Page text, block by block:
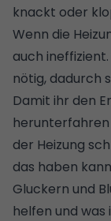
knackt oder
Wenn die
auch
nötig, dadurch
Damit ihr den
herunterfahren
der Heizung
das haben
Gluckern und
helfen und was